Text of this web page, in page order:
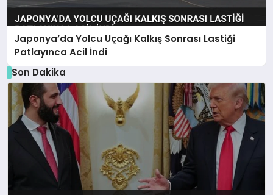
Japonya’da Yolcu Uçağı Kalkış Sonrası Lastiği
Patlayınca Acil İndi
Son Dakika